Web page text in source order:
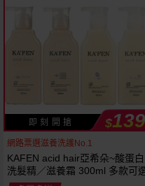
即 刻 開 搶 $139
網路票選滋養洗護No.1
KAFEN acid hair亞希朵~酸蛋白
洗髮精／滋養霜 300ml 多款可